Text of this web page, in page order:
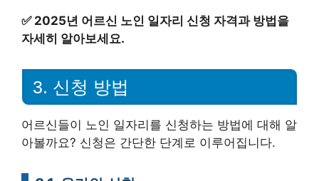
✅ 2025년 어르신 노인 일자리 신청 자격과 방법을
자세히 알아보세요.
3. 신청 방법
어르신들이 노인 일자리를 신청하는 방법에 대해 알
아볼까요? 신청은 간단한 단계로 이루어집니다.